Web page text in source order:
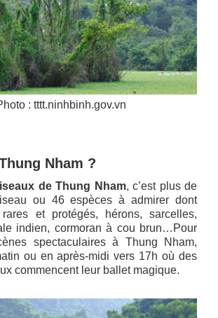
: tttt.ninhbinh.gov.vn
Nham ?
de Thung Nham, c’est plus de
ou 46 espèces à admirer dont
et protégés, hérons, sarcelles,
indien, cormoran à cou brun…Pour
spectaculaires à Thung Nham,
ou en après-midi vers 17h où des
commencent leur ballet magique.